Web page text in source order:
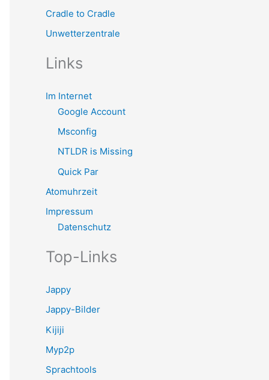
Cradle to Cradle
Unwetterzentrale
Links
Im Internet
Google Account
Msconfig
NTLDR is Missing
Quick Par
Atomuhrzeit
Impressum
Datenschutz
Top-Links
Jappy
Jappy-Bilder
Kijiji
Myp2p
Sprachtools